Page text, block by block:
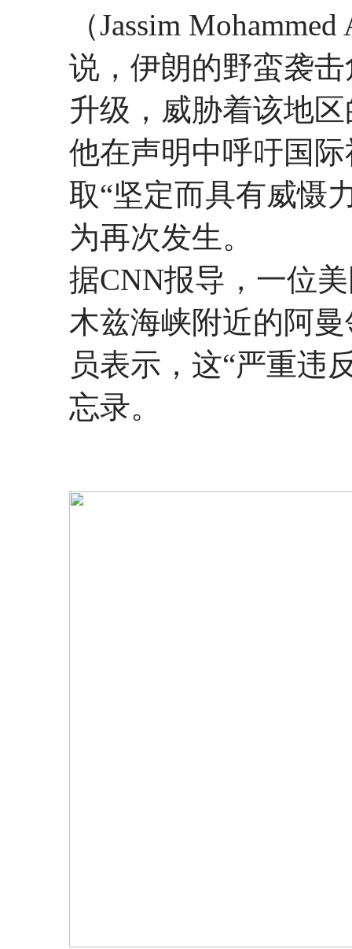
（Jassim
说，伊朗的野蛮袭
升级，威胁着该地
他在声明中呼吁国
取“坚定而具有威慑
为再次发生。
据CNN报导，一位
木兹海峡附近的阿
员表示，这“严重违
忘录。